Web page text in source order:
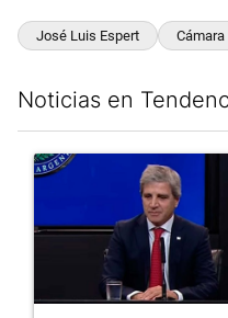
José Luis Espert
Noticias en
Un artículo de tendencia